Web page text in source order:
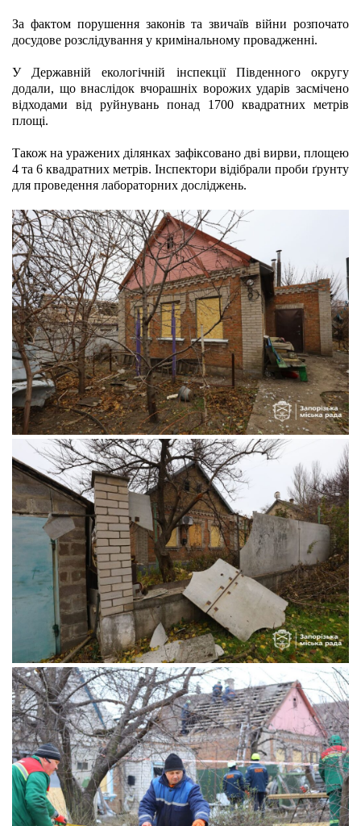
За фактом порушення законів та звичаїв війни розпочато
досудове розслідування у кримінальному провадженні.
У
Державній екологічній інспекції Південного округу
додали, що внаслідок вчорашніх ворожих ударів засмічено
відходами від руйнувань понад 1700 квадратних метрів
площі.
Також на уражених ділянках зафіксовано дві вирви, площею
4 та 6 квадратних метрів. Інспектори відібрали проби ґрунту
для проведення лабораторних досліджень.